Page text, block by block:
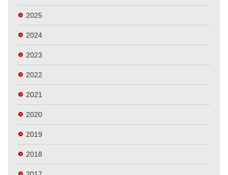
2025
2024
2023
2022
2021
2020
2019
2018